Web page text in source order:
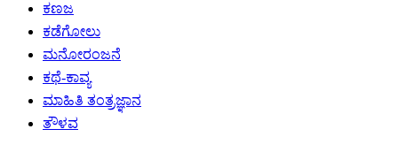
ಕಣಜ
ಕಡೆಗೋಲು
ಮನೋರಂಜನೆ
ಕಥೆ-ಕಾವ್ಯ
ಮಾಹಿತಿ ತಂತ್ರಜ್ಞಾನ
ತೌಳವ